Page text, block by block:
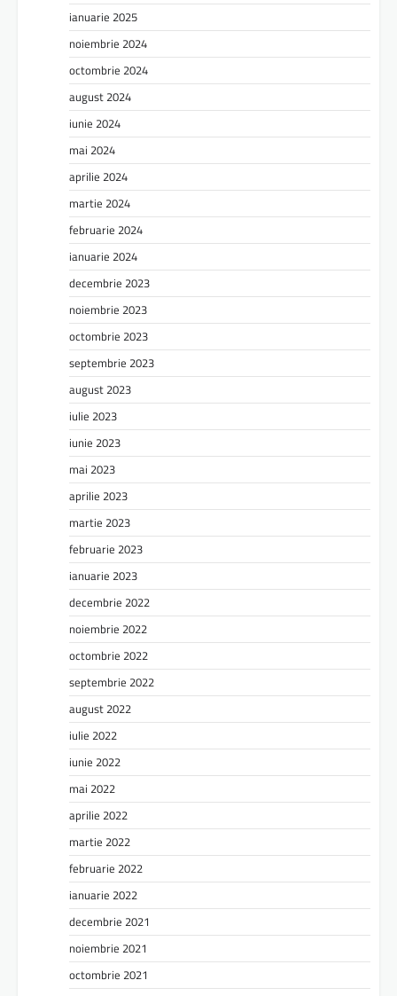
ianuarie 2025
noiembrie 2024
octombrie 2024
august 2024
iunie 2024
mai 2024
aprilie 2024
martie 2024
februarie 2024
ianuarie 2024
decembrie 2023
noiembrie 2023
octombrie 2023
septembrie 2023
august 2023
iulie 2023
iunie 2023
mai 2023
aprilie 2023
martie 2023
februarie 2023
ianuarie 2023
decembrie 2022
noiembrie 2022
octombrie 2022
septembrie 2022
august 2022
iulie 2022
iunie 2022
mai 2022
aprilie 2022
martie 2022
februarie 2022
ianuarie 2022
decembrie 2021
noiembrie 2021
octombrie 2021